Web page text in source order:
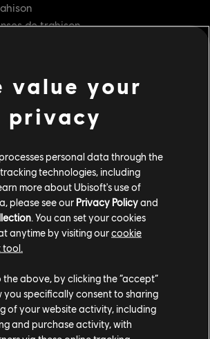
de trahison
: apprendre l'art de la guerre
le Dominion pour débutants sera
semaines, jusqu'au 18 décembre. Ce
vise à créer une expérience de
agréable pour les joueurs qui débutent
longtemps. Conscients que For
value your
privacy
personal data through the
technologies, including
more about Ubisoft's use of
please see our Privacy Policyand
. You can set your cookies
anytime by visiting ourcookie
above, by clicking the “accept”
specifically consent to sharing
of your website activity, including
and purchase activity, with